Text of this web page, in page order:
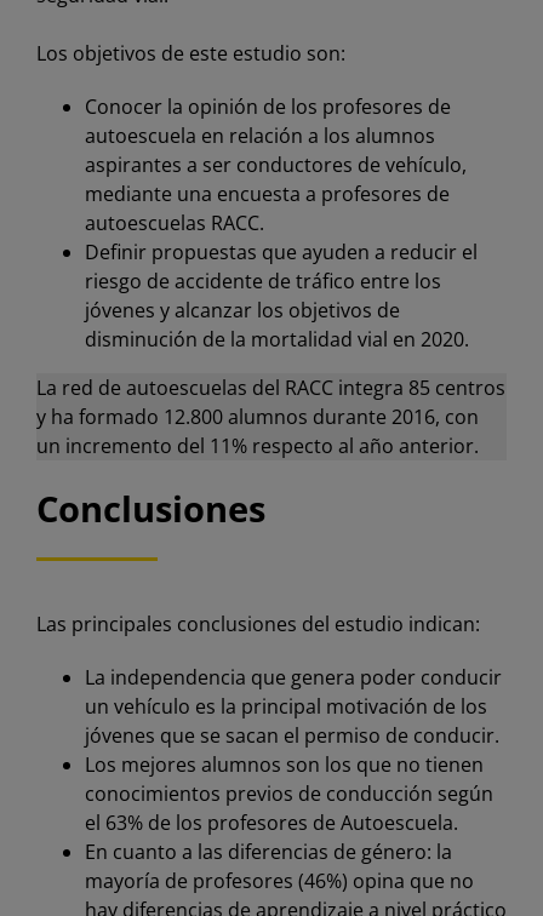
Los objetivos de este estudio son:
Conocer la opinión de los profesores de
autoescuela en relación a los alumnos
aspirantes a ser conductores de vehículo,
mediante una encuesta a profesores de
autoescuelas RACC.
Definir propuestas que ayuden a reducir el
riesgo de accidente de tráfico entre los
jóvenes y alcanzar los objetivos de
disminución de la mortalidad vial en 2020.
La red de autoescuelas del RACC integra 85 centros
y ha formado 12.800 alumnos durante 2016, con
un incremento del 11% respecto al año anterior.
Conclusiones
Las principales conclusiones del estudio indican:
La independencia que genera poder conducir
un vehículo es la principal motivación de los
jóvenes que se sacan el permiso de conducir.
Los mejores alumnos son los que no tienen
conocimientos previos de conducción según
el 63% de los profesores de Autoescuela.
En cuanto a las diferencias de género: la
mayoría de profesores (46%) opina que no
hay diferencias de aprendizaje a nivel práctico